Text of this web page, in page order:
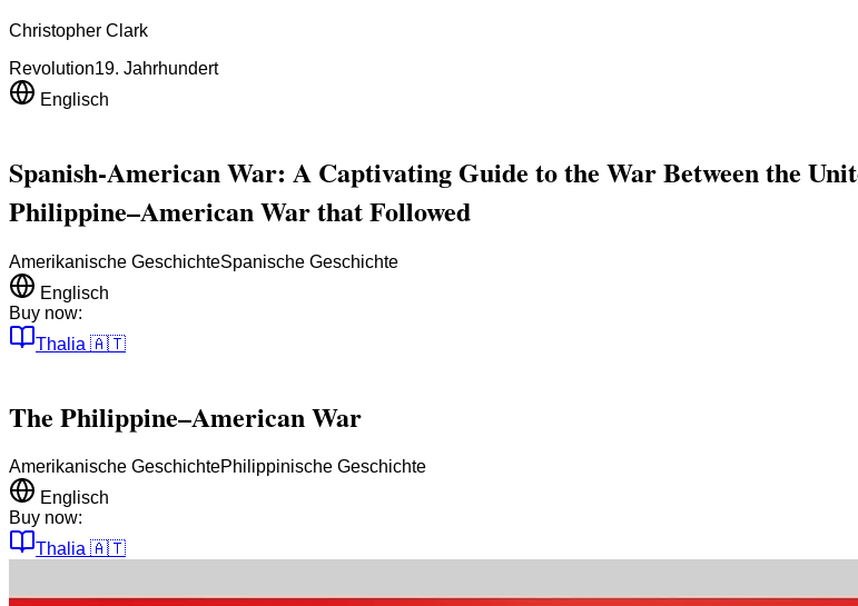
Christopher Clark
Revolution19. Jahrhundert
Englisch
Spanish-American War: A Captivating Guide to the War Between the
Philippine–American War that Followed
Amerikanische GeschichteSpanische Geschichte
Englisch
Buy now:
Thalia 🇦🇹
The Philippine–American War
Amerikanische GeschichtePhilippinische Geschichte
Englisch
Buy now:
Thalia 🇦🇹